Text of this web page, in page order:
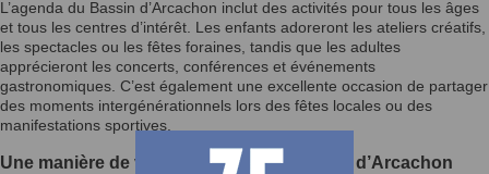
L’agenda du Bassin d’Arcachon inclut des activités pour tous les âges
et tous les centres d’intérêt. Les enfants adoreront les ateliers créatifs,
les spectacles ou les fêtes foraines, tandis que les adultes
apprécieront les concerts, conférences et événements
gastronomiques. C’est également une excellente occasion de partager
des moments intergénérationnels lors des fêtes locales ou des
manifestations sportives.
Une manière de vivre pleinement le Bassin d’Arcachon